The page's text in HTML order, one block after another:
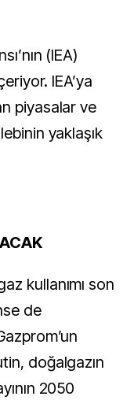
(IEA)
IEA’ya
piyasalar ve
yaklaşık
kullanımı son
de
doğalgazın
2050